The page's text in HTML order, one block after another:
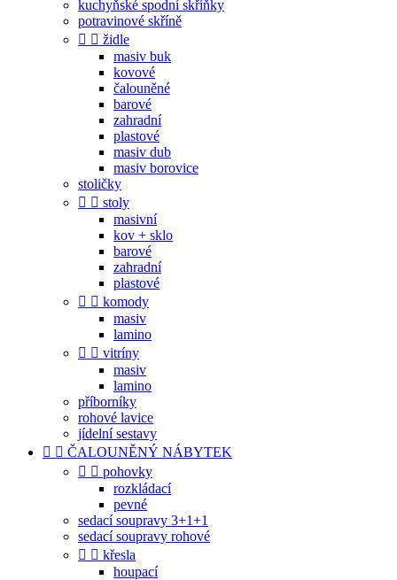
kuchyňské spodní skříňky
potravinové skříně
  židle
masiv buk
kovové
čalouněné
barové
zahradní
plastové
masiv dub
masiv borovice
stoličky
  stoly
masivní
kov + sklo
barové
zahradní
plastové
  komody
masiv
lamino
  vitríny
masiv
lamino
příborníky
rohové lavice
jídelní sestavy
  ČALOUNĚNÝ NÁBYTEK
  pohovky
rozkládací
pevné
sedací soupravy 3+1+1
sedací soupravy rohové
  křesla
houpací